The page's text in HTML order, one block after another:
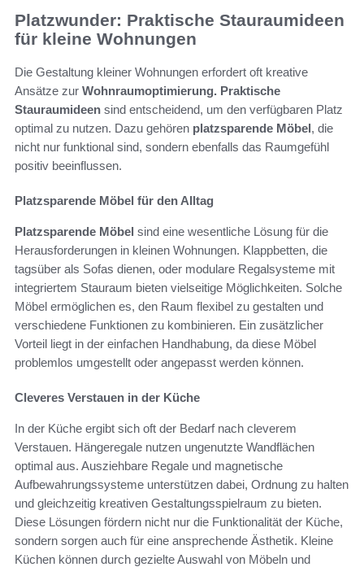
Platzwunder: Praktische Stauraumideen
für kleine Wohnungen
Die Gestaltung kleiner Wohnungen erfordert oft kreative
Ansätze zur Wohnraumoptimierung. Praktische
Stauraumideen sind entscheidend, um den verfügbaren Platz
optimal zu nutzen. Dazu gehören platzsparende Möbel, die
nicht nur funktional sind, sondern ebenfalls das Raumgefühl
positiv beeinflussen.
Platzsparende Möbel für den Alltag
Platzsparende Möbel sind eine wesentliche Lösung für die
Herausforderungen in kleinen Wohnungen. Klappbetten, die
tagsüber als Sofas dienen, oder modulare Regalsysteme mit
integriertem Stauraum bieten vielseitige Möglichkeiten. Solche
Möbel ermöglichen es, den Raum flexibel zu gestalten und
verschiedene Funktionen zu kombinieren. Ein zusätzlicher
Vorteil liegt in der einfachen Handhabung, da diese Möbel
problemlos umgestellt oder angepasst werden können.
Cleveres Verstauen in der Küche
In der Küche ergibt sich oft der Bedarf nach cleverem
Verstauen. Hängeregale nutzen ungenutzte Wandflächen
optimal aus. Ausziehbare Regale und magnetische
Aufbewahrungssysteme unterstützen dabei, Ordnung zu halten
und gleichzeitig kreativen Gestaltungsspielraum zu bieten.
Diese Lösungen fördern nicht nur die Funktionalität der Küche,
sondern sorgen auch für eine ansprechende Ästhetik. Kleine
Küchen können durch gezielte Auswahl von Möbeln und